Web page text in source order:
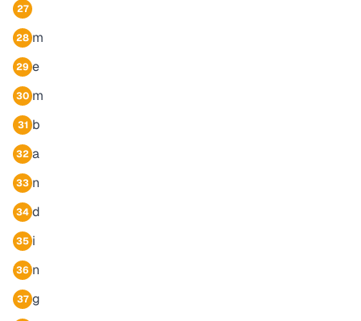
27
28 m
29 e
30 m
31 b
32 a
33 n
34 d
35 i
36 n
37 g